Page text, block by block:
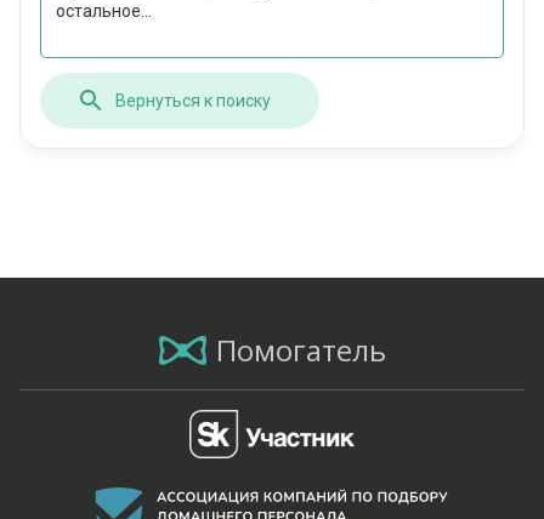
остальное...
Вернуться к поиску
Помогатель